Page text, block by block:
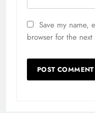
Save my name,
browser for the